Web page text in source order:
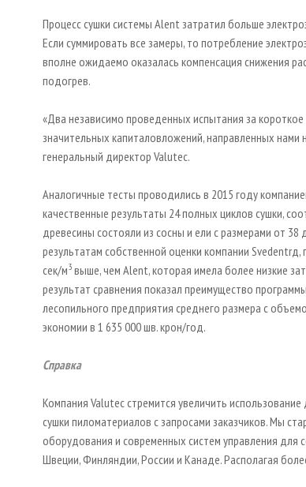
Процесс сушки системы Alent затратил больше
Если суммировать все замеры, то потребление
вполне ожидаемо оказалась компенсация снижения
подогрев.
«Два независимо проведенных испытания за
значительных капиталовложений, направленных
генеральный директор Valutec.
Аналогичные тесты проводились в 2015 году
качественные результаты 24 полных циклов сушки,
древесины состояли из сосны и ели с размерами от
результатам собственной оценки компании
сек/м3 выше, чем Alent, которая имела более низкие
результат сравнения показал преимущество
лесопильного предприятия среднего размера с
экономии в 1 635 000 шв. крон/год.
Справка
Компания Valutec стремится увеличить
сушки пиломатериалов с запросами заказчиков. Мы
оборудования и современных систем управления для
Швеции, Финляндии, России и Канаде. Располагая